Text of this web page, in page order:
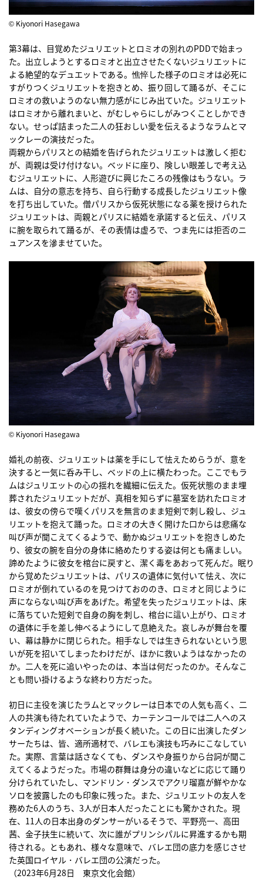
© Kiyonori Hasegawa
第3幕は、目覚めたジュリエットとロミオの別れのPDDで始まっ
た。出立しようとするロミオと出立させたくないジュリエットに
よる絶望的なデュエットである。憔悴した様子のロミオは必死に
すがりつくジュリエットを抱きとめ、振り回して踊るが、そこに
ロミオの救いようのない無力感がにじみ出ていた。ジュリエット
はロミオから離れまいと、がむしゃらにしがみつくことしかでき
ない。せっぱ詰まった二人の狂おしい愛を伝えるようなラムとマ
ックレーの演技だった。
両親からパリスとの結婚を告げられたジュリエットは激しく拒む
が、両親は受け付けない。ベッドに座り、険しい眼差しで考え込
むジュリエットに、人形遊びに興じたころの残像はもうない。ラ
ムは、自分の意志を持ち、自ら行動する成長したジュリエット像
を打ち出していた。僧パリスから仮死状態になる薬を授けられた
ジュリエットは、両親とパリスに結婚を承諾すると伝え、パリス
に腕を取られて踊るが、その表情は虚ろで、つま先には拒否のニ
ュアンスを滲ませていた。
© Kiyonori Hasegawa
婚礼の前夜、ジュリエットは薬を手にして怯えためらうが、意を
決すると一気に呑み干し、ベッドの上に横たわった。ここでもラ
ムはジュリエットの心の揺れを繊細に伝えた。仮死状態のまま埋
葬されたジュリエットだが、真相を知らずに墓室を訪れたロミオ
は、彼女の傍らで嘆くパリスを無言のまま短剣で刺し殺し、ジュ
リエットを抱えて踊った。ロミオの大きく開けた口からは悲痛な
叫び声が聞こえてくるようで、動かぬジュリエットを抱きしめた
り、彼女の腕を自分の身体に絡めたりする姿は何とも痛ましい。
諦めたように彼女を棺台に戻すと、潔く毒をあおって死んだ。眠り
から覚めたジュリエットは、パリスの遺体に気付いて怯え、次に
ロミオが倒れているのを見つけておののき、ロミオと同じように
声にならない叫び声をあげた。希望を失ったジュリエットは、床
に落ちていた短剣で自身の胸を刺し、棺台に這い上がり、ロミオ
の遺体に手を差し伸べるようにして息絶えた。哀しみが舞台を覆
い、幕は静かに閉じられた。相手なしでは生きられないという思
いが死を招いてしまったわけだが、ほかに救いようはなかったの
か。二人を死に追いやったのは、本当は何だったのか。そんなこ
とも問い掛けるような終わり方だった。
初日に主役を演じたラムとマックレーは日本での人気も高く、二
人の共演も待たれていたようで、カーテンコールでは二人へのス
タンディングオベーションが長く続いた。この日に出演したダン
サーたちは、皆、適所適材で、バレエも演技も巧みにこなしてい
た。実際、言葉は話さなくても、ダンスや身振りから台詞が聞こ
えてくるようだった。市場の群舞は身分の違いなどに応じて踊り
分けられていたし、マンドリン・ダンスでアクリ瑠嘉が鮮やかな
ソロを披露したのも印象に残った。また、ジュリエットの友人を
務めた6人のうち、3人が日本人だったことにも驚かされた。現
在、11人の日本出身のダンサーがいるそうで、平野亮一、高田
茜、金子扶生に続いて、次に誰がプリンシパルに昇進するかも期
待される。ともあれ、様々な意味で、バレエ団の底力を感じさせ
た英国ロイヤル・バレエ団の公演だった。
（2023年6月28日 東京文化会館）